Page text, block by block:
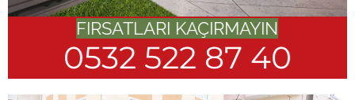
FIRSATLARI KAÇIRMAYIN
0532 522 87 40